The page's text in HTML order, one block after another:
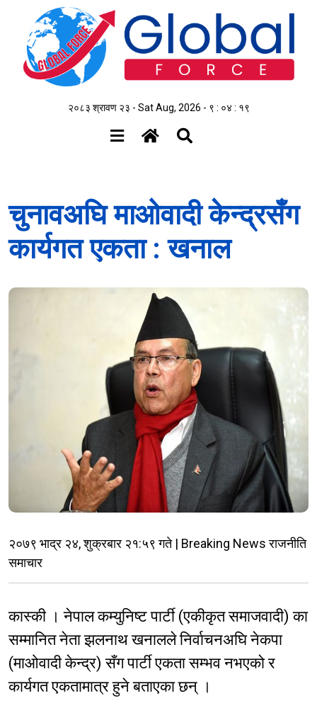
२०८३ श्रावण २३ - Sat Aug, 2026 - ९ : ०४ : २०
चुनावअघि माओवादी केन्द्रसँग
कार्यगत एकता : खनाल
२०७९ भाद्र २४, शुक्रबार २१:५९ गते | Breaking News राजनीति
समाचार
कास्की । नेपाल कम्युनिष्ट पार्टी (एकीकृत समाजवादी) का
सम्मानित नेता झलनाथ खनालले निर्वाचनअघि नेकपा
(माओवादी केन्द्र) सँग पार्टी एकता सम्भव नभएको र
कार्यगत एकतामात्र हुने बताएका छन् ।